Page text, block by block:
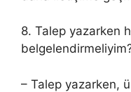
8. Talep yazarken
– Talep yazarken,